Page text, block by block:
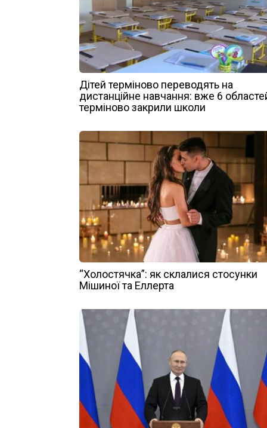
Дітей терміново переводять на
дистанційне навчання: вже 6
терміново закрили школи
“Холостячка”: як склалися стосунки
Мішиної та Еллерта